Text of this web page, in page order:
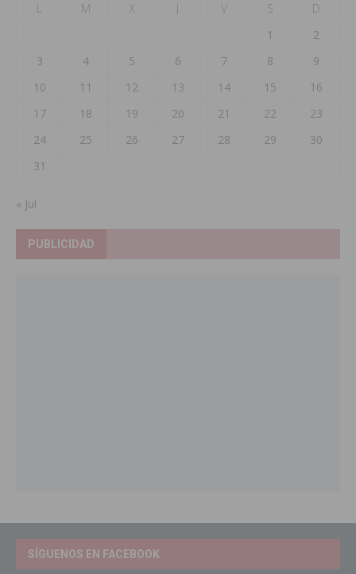
L
M X J V S
D
1
2
3
4 5 6 7 8
9
10
11 12 13 14 15
16
17
18 19 20 21 22
23
24
25 26 27 28 29
30
31
« Jul
PUBLICIDAD
SÍGUENOS EN FACEBOOK